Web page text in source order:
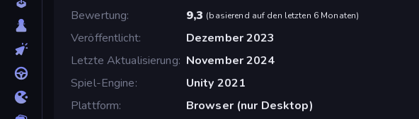
Bewertung
9,3 (basierend auf den letzten 6 Monaten)
Veröffentlicht
Dezember 2023
Letzte Aktualisierung November 2024
Spiel-Engine
Unity 2021
Plattform
Browser (nur Desktop)